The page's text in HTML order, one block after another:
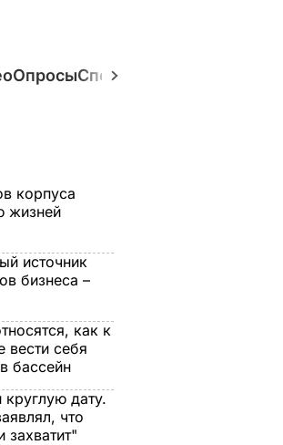
ОпросыСпецпроекты
корпуса
жизней
источник
бизнеса –
как к
вести себя
бассейн
круглую дату.
что
захватит"